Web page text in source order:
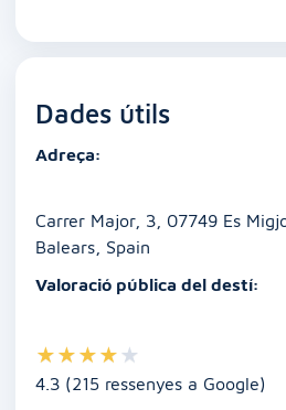
c
b
o
k
ai at
A
k
ss
Dades útils
Adreça:
Carrer Major, 3, 07749 Es
Balears, Spain
Valoració pública del destí:
★★★★ ★
4.3 (215 ressenyes a Google)